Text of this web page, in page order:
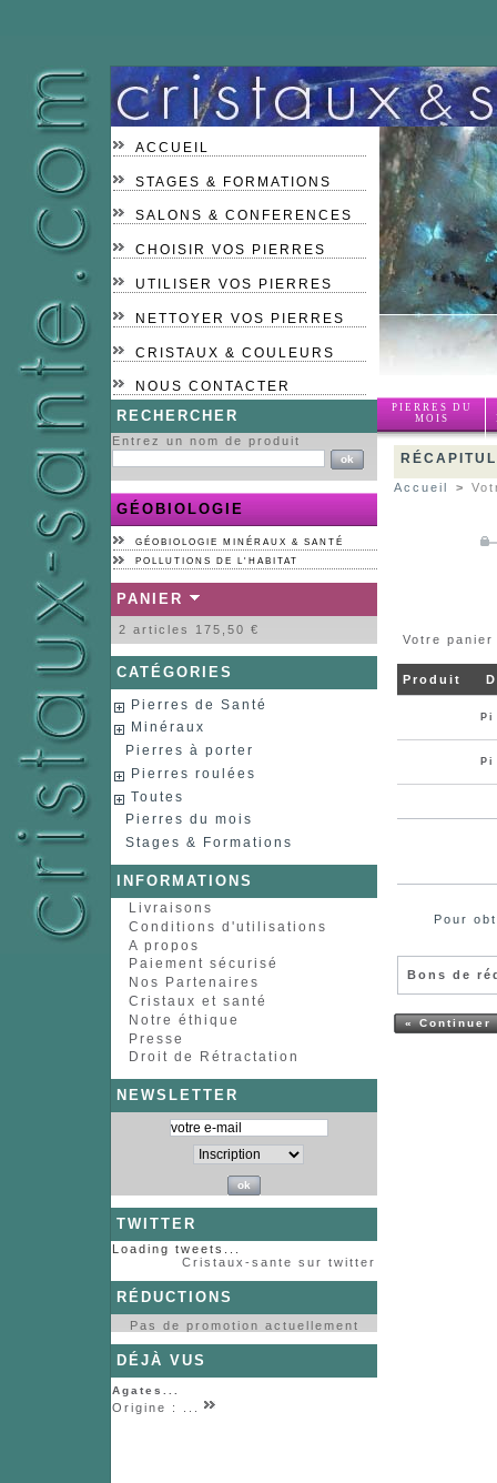
ACCUEIL
STAGES & FORMATIONS
SALONS & CONFERENCES
CHOISIR VOS PIERRES
UTILISER VOS PIERRES
NETTOYER VOS PIERRES
CRISTAUX & COULEURS
NOUS CONTACTER
PIERRES DU
MOIS
RECHERCHER
Entrez un nom de produit
GÉOBIOLOGIE
GÉOBIOLOGIE MINÉRAUX & SANTÉ
POLLUTIONS DE L'HABITAT
PANIER
2 articles 175,50 €
CATÉGORIES
Pierres de Santé
Minéraux
Pierres à porter
Pierres roulées
Toutes
Pierres du mois
Stages & Formations
INFORMATIONS
Livraisons
Conditions d'utilisations
A propos
Paiement sécurisé
Nos Partenaires
Cristaux et santé
Notre éthique
Presse
Droit de Rétractation
NEWSLETTER
TWITTER
Loading tweets...
Cristaux-sante sur twitter
RÉDUCTIONS
Pas de promotion actuellement
DÉJÀ VUS
Agates...
Origine : ...
Accueil >
Votre
Produit
Pour
Bons de
« Continuer